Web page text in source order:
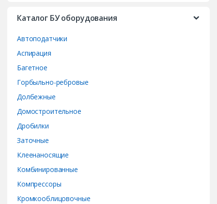
Каталог БУ оборудования
Автоподатчики
Аспирация
Багетное
Горбыльно-ребровые
Долбежные
Домостроительное
Дробилки
Заточные
Клеенаносящие
Комбинированные
Компрессоры
Кромкооблицовочные